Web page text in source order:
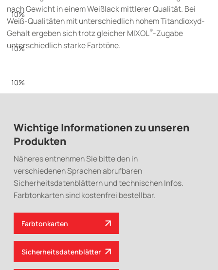
10%
10%
10%
nach Gewicht in einem Weißlack mittlerer Qualität. Bei
Weiß-Qualitäten mit unterschiedlich hohem Titandioxyd-
Gehalt ergeben sich trotz gleicher MIXOL®-Zugabe
unterschiedlich starke Farbtöne.
Wichtige Informationen zu unseren
Produkten
Näheres entnehmen Sie bitte den in
verschiedenen Sprachen abrufbaren
Sicherheitsdatenblättern und technischen Infos.
Farbtonkarten sind kostenfrei bestellbar.
Farbtonkarten
Sicherheitsdatenblätter